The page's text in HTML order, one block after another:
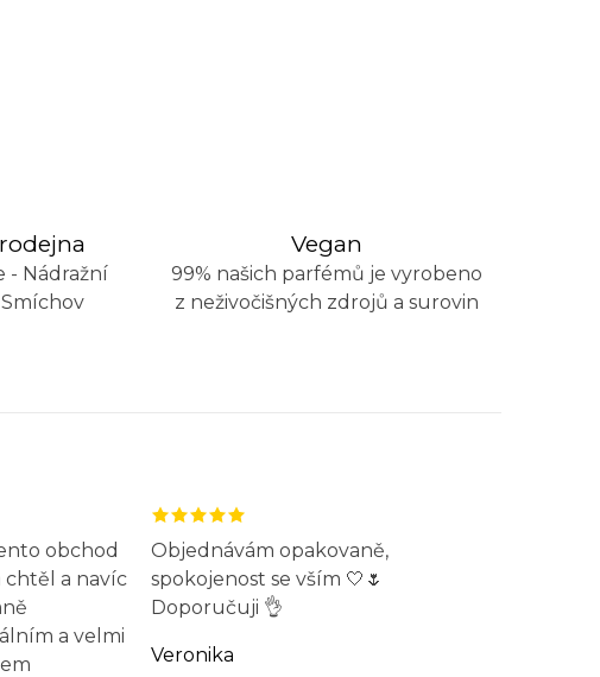
- Nádražní
Vegan
99% našich parfémů je vyrobeno
z neživočišných zdrojů a surovin
obchod
chtěl a navíc
a velmi
Objednávám opakovaně,
spokojenost se vším 🤍🌷
Doporučuji 👌
Veronika